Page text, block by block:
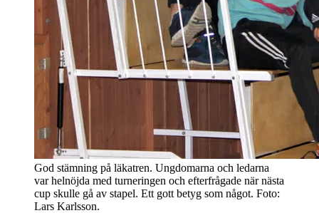
God stämning på läkatren. Ungdomarna och ledarna
var helnöjda med turneringen och efterfrågade när nästa
cup skulle gå av stapel. Ett gott betyg som något. Foto:
Lars Karlsson.